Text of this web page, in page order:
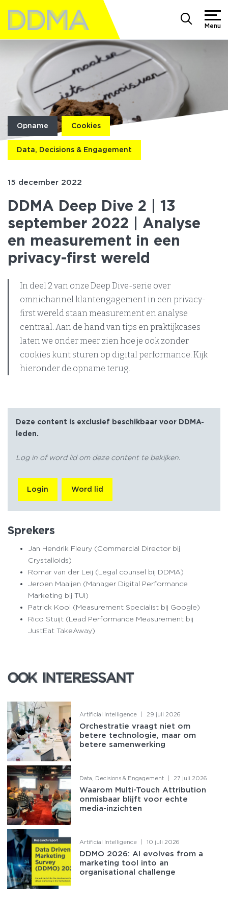
Menu
Opname Cookies
Data, Decisions & Engagement
15 december 2022
DDMA Deep Dive 2 | 13
september 2022 | Analyse
en measurement in een
privacy-first wereld
In deel 2 van onze Deep Dive-serie over
omnichannel klantengagement in een privacy-
first wereld staan measurement en analyse
centraal. Aan de hand van tips en praktijkcases
laten we onder meer zien hoe je ook zonder
cookies kunt sturen op digital performance. Kijk
hieronder de opname terug.
Deze content is exclusief beschikbaar voor DDMA-
leden.
Log in of word lid om deze content te bekijken.
Login Word lid
Sprekers
Jan Hendrik Fleury (Commercial Director bij
Crystalloids)
Romar van der Leij (Legal counsel bij DDMA)
Jeroen Maaijen (Manager Digital Performance
Marketing bij TUI)
Patrick Kool (Measurement Specialist bij Google)
Rico Stuijt (Lead Performance Measurement bij
JustEat TakeAway)
OOK INTERESSANT
OOK INTERESSANT
Artificial Intelligence | 29 juli 2026
Orchestratie vraagt niet om
betere technologie, maar om
betere samenwerking
Data, Decisions & Engagement | 27 juli 2026
Waarom Multi-Touch Attribution
onmisbaar blijft voor echte
media-inzichten
Artificial Intelligence | 10 juli 2026
DDMO 2026: AI evolves from a
marketing tool into an
organisational challenge